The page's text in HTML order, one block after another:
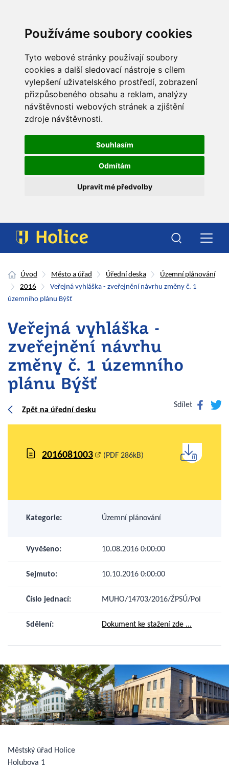
Používáme soubory cookies
Tyto webové stránky používají soubory
cookies a další sledovací nástroje s cílem
vylepšení uživatelského prostředí, zobrazení
přizpůsobeného obsahu a reklam, analýzy
návštěvnosti webových stránek a zjištění
zdroje návštěvnosti.
Souhlasím
Odmítám
Upravit mé předvolby
Úvod Město a úřad Úřední deska
Územní plánování
2016
Veřejná vyhláška - zveřejnění návrhu změny č. 1
územního plánu Býšť
Veřejná vyhláška -
zveřejnění návrhu
změny č. 1 územního
plánu Býšť
Zpět na úřední desku
Sdílet Facebook
2016081003 (PDF 286kB)
Kategorie: Územní plánování
Vyvěšeno: 10.08.2016 0:00:00
Sejmuto: 10.10.2016 0:00:00
Číslo jednací: MUHO/14703/2016/ŽPSÚ/Pol
Sdělení: Dokument ke stažení zde ...
Městský úřad Holice
Holubova 1